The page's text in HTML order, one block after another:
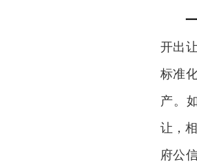
开出
标准
产。
让，
府公